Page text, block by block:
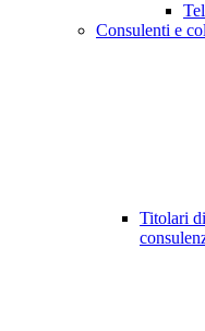
Consulenti e
Titolari